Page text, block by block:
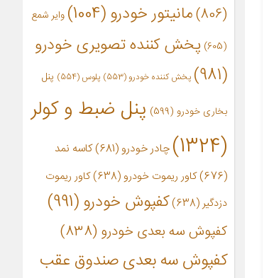
(806)
مانیتور خودرو(1004)
وایر شمع
(605)
پخش کننده تصویری خودرو
(981)
پخش کننده خودرو(553) پلوس(554) پنل
بخاری خودرو (599)
پنل ضبط و کولر
(1324)
چادر خودرو (681)
کاسه نمد
(676)
کاور ریموت خودرو(638)
کاور ریموت
دزدگیر(638) کفپوش خودرو(991)
کفپوش سه بعدی خودرو (838)
کفپوش سه بعدی صندوق عقب